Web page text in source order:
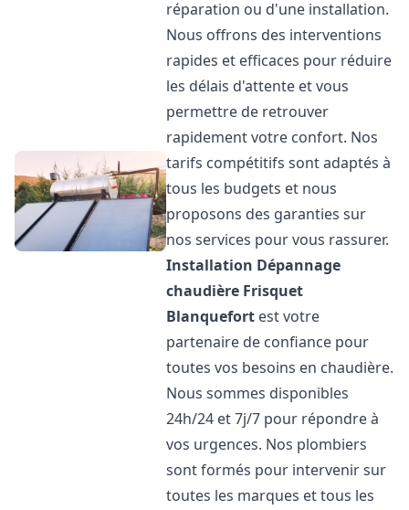
réparation ou d'une installation.
Nous offrons des interventions
rapides et efficaces pour réduire
les délais d'attente et vous
permettre de retrouver
rapidement votre confort. Nos
tarifs compétitifs sont adaptés à
tous les budgets et nous
proposons des garanties sur
nos services pour vous rassurer.
Installation Dépannage
chaudière Frisquet
Blanquefort est votre
partenaire de confiance pour
toutes vos besoins en chaudière.
Nous sommes disponibles
24h/24 et 7j/7 pour répondre à
vos urgences. Nos plombiers
sont formés pour intervenir sur
toutes les marques et tous les